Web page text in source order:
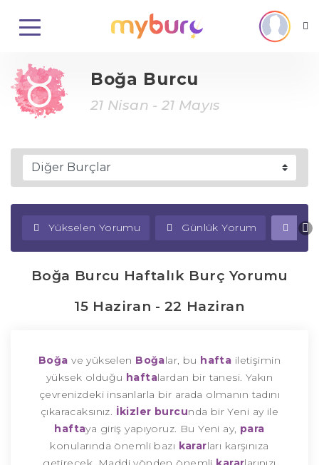
Boğa Burcu
21 Nisan - 21 Mayıs
Yükselen Yorumu Günlük Yorum
Boğa Burcu Haftalık Burç Yorumu
15 Haziran - 22 Haziran
Boğa ve yükselen Boğalar, bu hafta iletişimin
yüksek olduğu haftalardan bir tanesi. Yakın
çevrenizdeki insanlarla bir arada olmanın tadını
çıkaracaksınız. İkizler burcunda bir Yeni ay ile
haftaya giriş yapıyoruz. Bu Yeni ay, para
konularında önemli bazı kararları karşınıza